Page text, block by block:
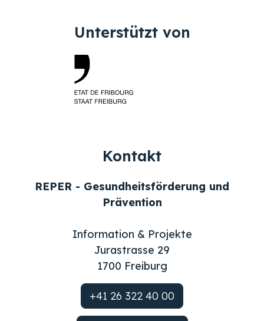
Unterstützt von
Kontakt
REPER - Gesundheitsförderung und
Prävention
Information & Projekte
Jurastrasse 29
1700 Freiburg
+41 26 322 40 00